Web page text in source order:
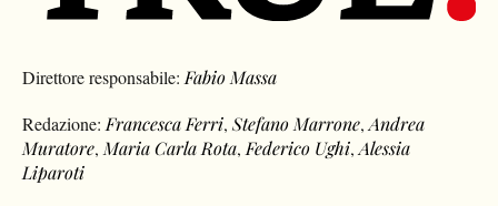
Direttore responsabile: Fabio Massa
Redazione: Francesca Ferri,Stefano Marrone,Andrea
Muratore, Maria Carla Rota, Federico Ughi,Alessia
Liparoti